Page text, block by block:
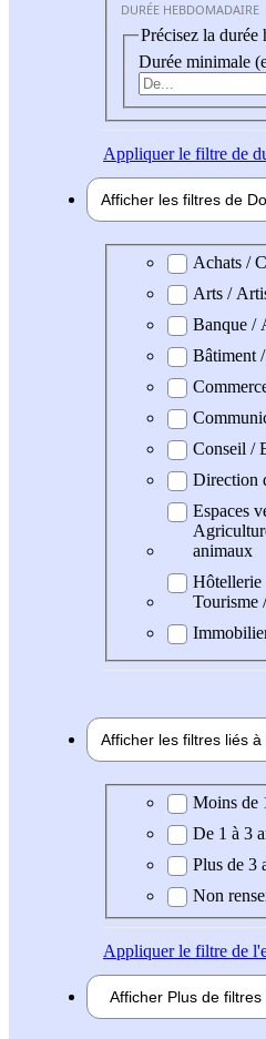
DURÉE HEBDOMADAIRE
Précisez la durée
Durée minimale
Appliquerle filtre de
Afficher les filtres de
Domaine Achats /
Arts /
Banque /
Bâtiment
Conseil /
Direction
Espaces
animaux
Hôtellerie
Tourisme
Afficher les filtres liés à
ExpérienceMoins de
De 1 à 3
Plus de 3
Non
Appliquerle filtre de
Afficher Plus de filtres